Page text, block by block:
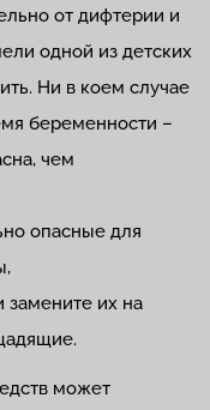
от дифтерии и
одной из детских
Ни в коем случае
беременности –
чем
опасные для
замените их на
может